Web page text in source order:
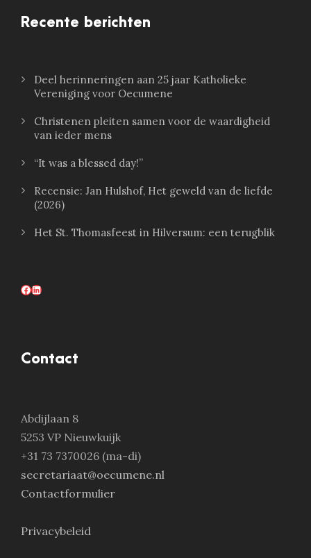
Recente berichten
Deel herinneringen aan 25 jaar Katholieke
Vereniging voor Oecumene
Christenen pleiten samen voor de waardigheid
van ieder mens
“It was a blessed day!”
Recensie: Jan Hulshof, Het geweld van de liefde
(2026)
Het St. Thomasfeest in Hilversum: een terugblik
Facebook LinkedIn
Contact
Abdijlaan 8
5253 VP Nieuwkuijk
+31 73 7370026 (ma-di)
secretariaat@oecumene.nl
Contactformulier
Privacybeleid